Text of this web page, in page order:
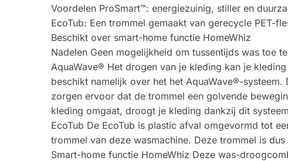
Voordelen ProSmart™: energiezuinig, stiller en
EcoTub: Een trommel gemaakt van gerecycle PET-
Beschikt over smart-home functie HomeWhiz
Nadelen Geen mogelijkheid om tussentijds was toe
AquaWave® Het drogen van je kleding kan je
beschikt namelijk over het het AquaWave®-
zorgen ervoor dat de trommel een golvende
kleding omgaat, droogt je kleding dankzij dit
EcoTub De EcoTub is plastic afval omgevormd tot
trommel van deze wasmachine. Deze trommel is
Smart-home functie HomeWhiz Deze was-